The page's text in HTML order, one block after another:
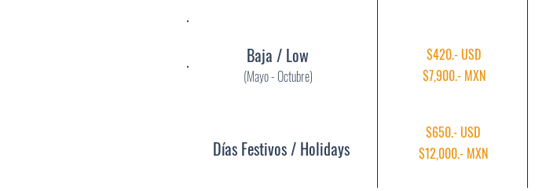
Días Festivos / Holidays
$650.- USD
$12,000.- MXN​
Baja / Low
(Mayo - Octubre)
$420.- USD
$7,900.- MXN​